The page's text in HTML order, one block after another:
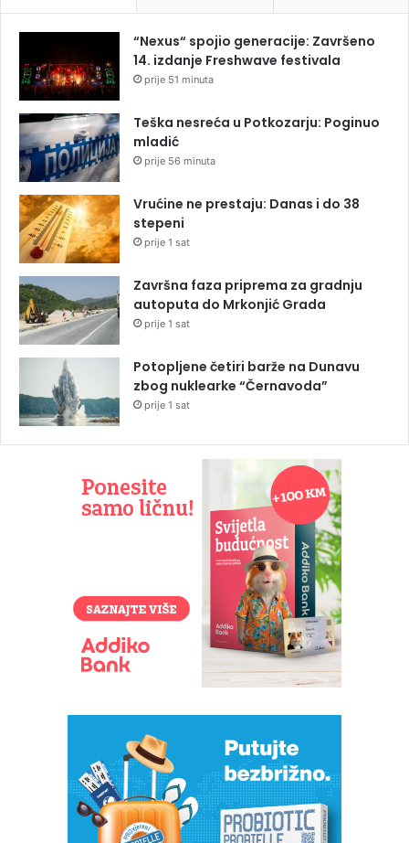
“Nexus“ spojio generacije: Završeno
14. izdanje Freshwave festivala
prije 51 minuta
Teška nesreća u Potkozarju: Poginuo
mladić
prije 56 minuta
Vrućine ne prestaju: Danas i do 38
stepeni
prije 1 sat
Završna faza priprema za gradnju
autoputa do Mrkonjić Grada
prije 1 sat
Potopljene četiri barže na Dunavu
zbog nuklearke “Černavoda”
prije 1 sat